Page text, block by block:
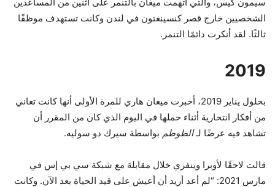
الشخصيين خارج قصر كنسينغتون في لندن وكانت تستهدف موظفًا
ثالثًا. لقد أنكرت دائمًا التنمر.
2019
بحلول يناير 2019، أخبرت ميغان هاري للمرة الأولى أنها كانت تعاني
من أفكار انتحارية أثناء حملها في اليوم الذي كان من المقرر أن
تشاهد فيه عرضًا لـالطوطم بواسطة سيرك دو سوليه.
قالت لاحقًا لأوبرا وينفري خلال مقابلة مع شبكة سي بي إس في
مارس 2021: “لم أعد أريد أن أعيش على قيد الحياة بعد الآن. وكانت